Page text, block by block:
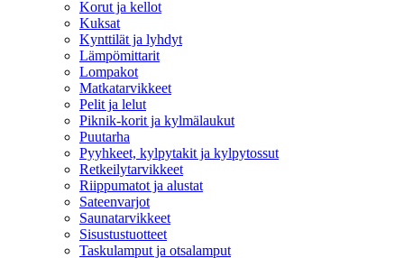
Korut ja kellot
Kuksat
Kynttilät ja lyhdyt
Lämpömittarit
Lompakot
Matkatarvikkeet
Pelit ja lelut
Piknik-korit ja kylmälaukut
Puutarha
Pyyhkeet, kylpytakit ja kylpytossut
Retkeilytarvikkeet
Riippumatot ja alustat
Sateenvarjot
Saunatarvikkeet
Sisustustuotteet
Taskulamput ja otsalamput